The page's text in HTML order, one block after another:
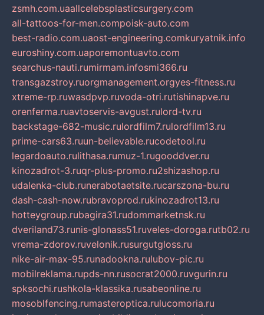
zsmh.com.uaallcelebsplasticsurgery.com
all-tattoos-for-men.compoisk-auto.com
best-radio.com.uaost-engineering.comkuryatnik.info
euroshiny.com.uaporemontuavto.com
searchus-nauti.rumirmam.infosmi366.ru
transgazstroy.ruorgmanagement.orgyes-fitness.ru
xtreme-rp.ruwasdpvp.ruvoda-otri.rutishinapve.ru
orenferma.ruavtoservis-avgust.rulord-tv.ru
backstage-682-music.rulordfilm7.rulordfilm13.ru
prime-cars63.ruun-believable.rucodetool.ru
legardoauto.rulithasa.rumuz-1.rugooddver.ru
kinozadrot-3.ruqr-plus-promo.ru2shizashop.ru
udalenka-club.runerabotaetsite.rucarszona-bu.ru
dash-cash-now.rubravoprod.rukinozadrot13.ru
hotteygroup.rubagira31.rudommarketnsk.ru
dveriland73.runis-glonass51.ruveles-doroga.rutb02.ru
vrema-zdorov.ruvelonik.rusurgutgloss.ru
nike-air-max-95.runadookna.rulubov-pic.ru
mobilreklama.rupds-nn.rusocrat2000.ruvgurin.ru
spksochi.rushkola-klassika.rusabeonline.ru
mosoblfencing.rumasteroptica.rulucomoria.ru